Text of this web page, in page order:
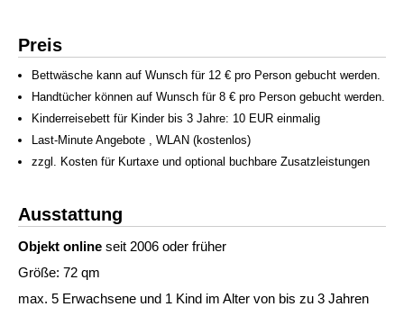
Preis
Bettwäsche kann auf Wunsch für 12 € pro Person gebucht werden.
Handtücher können auf Wunsch für 8 € pro Person gebucht werden.
Kinderreisebett für Kinder bis 3 Jahre: 10 EUR einmalig
Last-Minute Angebote , WLAN (kostenlos)
zzgl. Kosten für Kurtaxe und optional buchbare Zusatzleistungen
Ausstattung
Objekt online seit 2006 oder früher
Größe: 72 qm
max. 5 Erwachsene und 1 Kind im Alter von bis zu 3 Jahren